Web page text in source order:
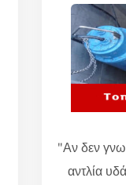
"Αν δεν
αντλία